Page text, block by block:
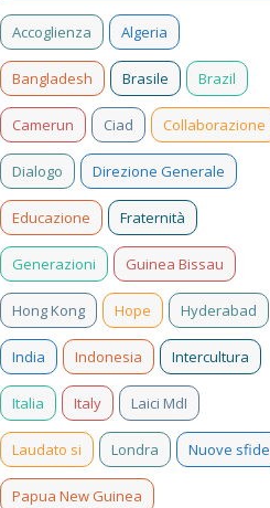
Accoglienza Algeria
Bangladesh Brasile Brazil
Camerun Ciad Collaborazione
Dialogo Direzione Generale
Educazione Fraternità
Generazioni Guinea Bissau
Hong Kong Hope Hyderabad
India Indonesia Intercultura
Italia Italy Laici MdI
Laudato si Londra Nuove sfide
Papua New Guinea